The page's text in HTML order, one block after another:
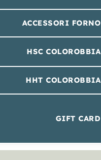
ACCESSORI FORNO
HSC COLOROBBIA
HHT COLOROBBIA
GIFT CARD